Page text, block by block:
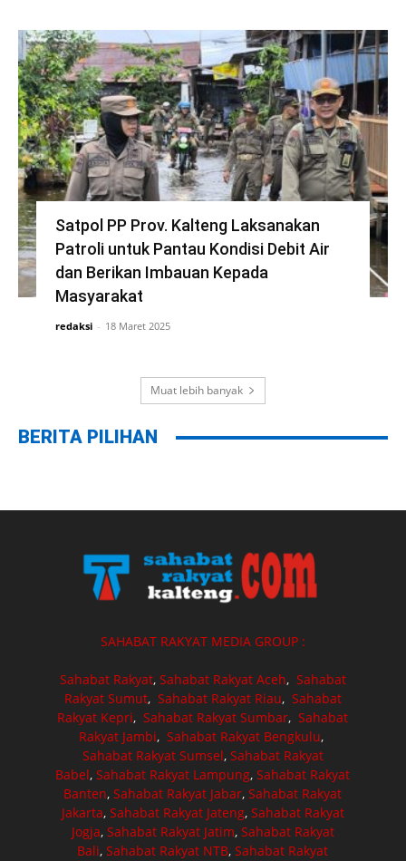
Satpol PP Prov. Kalteng Laksanakan
Patroli untuk Pantau Kondisi Debit Air
dan Berikan Imbauan Kepada
Masyarakat
redaksi - 18 Maret 2025
Muat lebih banyak
BERITA PILIHAN
SAHABAT RAKYAT MEDIA GROUP :
Sahabat Rakyat, Sahabat Rakyat Aceh, Sahabat
Rakyat Sumut, Sahabat Rakyat Riau, Sahabat
Rakyat Kepri,Sahabat Rakyat Sumbar,Sahabat
Rakyat Jambi, Sahabat Rakyat Bengkulu,
Sahabat Rakyat Sumsel, Sahabat Rakyat
Babel,Sahabat Rakyat Lampung,Sahabat Rakyat
Banten,Sahabat Rakyat Jabar,Sahabat Rakyat
Jakarta, Sahabat Rakyat Jateng, Sahabat Rakyat
Jogja, Sahabat Rakyat Jatim, Sahabat Rakyat
Bali,Sahabat Rakyat NTB,Sahabat Rakyat